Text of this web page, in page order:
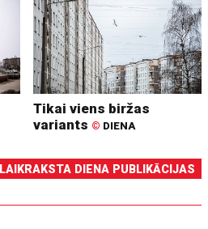
Tikai viens biržas
variants © DIENA
LAIKRAKSTA DIENA PUBLIKĀCIJAS